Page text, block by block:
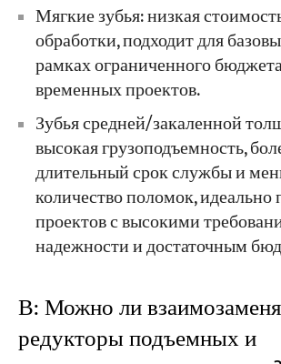
Мягкие зубья: низкая
обработки, подходит для
рамках ограниченного
временных проектов.
Зубья средней/закаленной
высокая грузоподъемность,
длительный срок службы и
количество поломок, идеально
проектов с высокими
надежности и достаточным
В: Можно ли
редукторы подъемных и